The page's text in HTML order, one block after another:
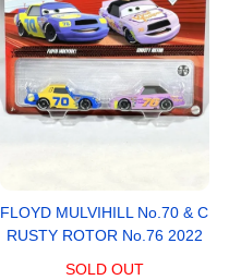
FLOYD MULVIHILL No.70 & C
RUSTY ROTOR No.76 2022
SOLD OUT